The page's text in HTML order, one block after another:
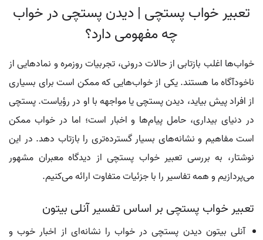
تعبیر خواب پستچی | دیدن پستچی در خواب
چه مفهومی دارد؟
خواب‌ها اغلب بازتابی از حالات درونی، تجربیات روزمره و نمادهایی از
ناخودآگاه ما هستند. یکی از خواب‌هایی که ممکن است برای بسیاری
از افراد پیش بیاید، دیدن پستچی یا مواجهه با او در رؤیاست. پستچی
در دنیای بیداری، حامل پیام‌ها و اخبار است؛ اما در خواب ممکن
است مفاهیم و نشانه‌های بسیار گسترده‌تری را بازتاب دهد. در این
نوشتار، به بررسی تعبیر خواب پستچی از دیدگاه معبران مشهور
می‌پردازیم و همه تفاسیر را با جزئیات متفاوت ارائه می‌کنیم.
تعبیر خواب پستچی بر اساس تفسیر آنلی بیتون
آنلی بیتون دیدن پستچی در خواب را نشانه‌ای از اخبار خوب و